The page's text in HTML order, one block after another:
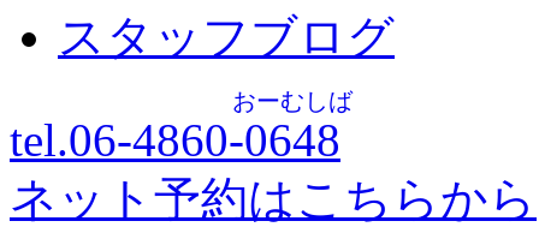
スタッフブログ
tel.06-4860-0648
おーむしば
ネット予約はこちらから